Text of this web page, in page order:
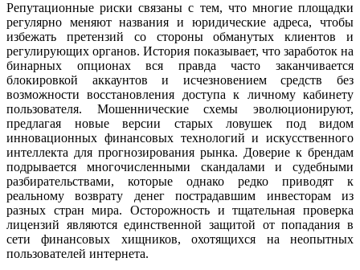
Репутационные риски связаны с тем, что многие площадки
регулярно меняют названия и юридические адреса, чтобы
избежать претензий со стороны обманутых клиентов и
регулирующих органов. История показывает, что заработок на
бинарных опционах вся правда часто заканчивается
блокировкой аккаунтов и исчезновением средств без
возможности восстановления доступа к личному кабинету
пользователя. Мошеннические схемы эволюционируют,
предлагая новые версии старых ловушек под видом
инновационных финансовых технологий и искусственного
интеллекта для прогнозирования рынка. Доверие к брендам
подрывается многочисленными скандалами и судебными
разбирательствами, которые однако редко приводят к
реальному возврату денег пострадавшим инвесторам из
разных стран мира. Осторожность и тщательная проверка
лицензий являются единственной защитой от попадания в
сети финансовых хищников, охотящихся на неопытных
пользователей интернета.